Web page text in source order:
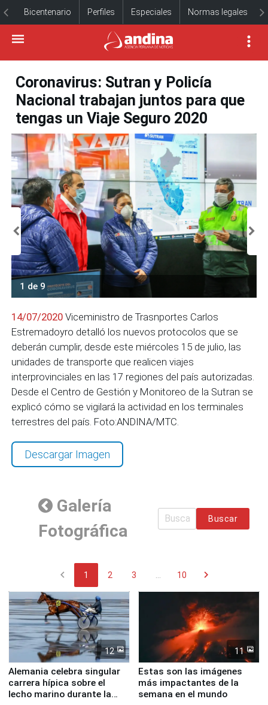
Bicentenario Perfiles Especiales Normas legales
Coronavirus: Sutran y Policía
Nacional trabajan juntos para que
tengas un Viaje Seguro 2020
1 de 9
14/07/2020 Viceministro de Trasnportes Carlos
Estremadoyro detalló los nuevos protocolos que se
deberán cumplir, desde este miércoles 15 de julio, las
unidades de transporte que realicen viajes
interprovinciales en las 17 regiones del país autorizadas.
Desde el Centro de Gestión y Monitoreo de la Sutran se
explicó cómo se vigilará la actividad en los terminales
terrestres del país. Foto:ANDINA/MTC.
Descargar Imagen
Galería
Fotográfica
Buscar
chevron_left 1 2 3 10 chevron_right
12
Alemania celebra singular
carrera hípica sobre el
lecho marino durante la
11
Estas son las imágenes
más impactantes de la
semana en el mundo